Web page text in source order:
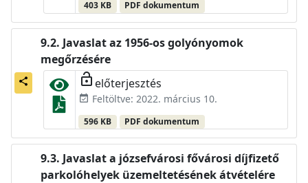
403 KB PDF dokumentum
share
Javaslat az 1956-os golyónyomok
megőrzésére
lock_open előterjesztés
event_available Feltöltve: 2022. március 10.
596 KB PDF dokumentum
Javaslat a józsefvárosi fővárosi díjfizető
parkolóhelyek üzemeltetésének átvételére